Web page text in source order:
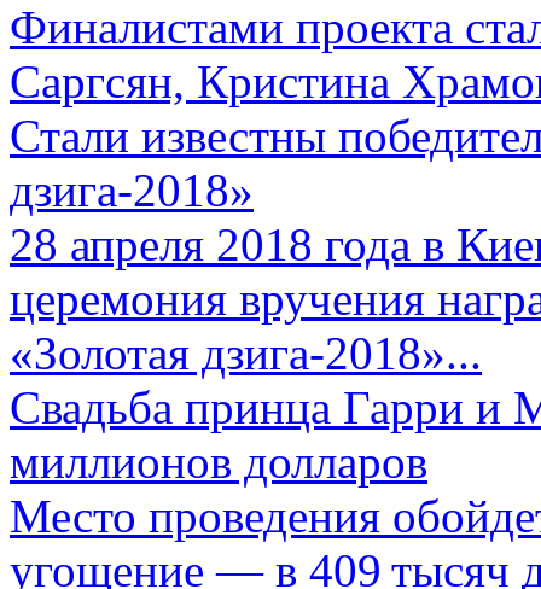
Финалистами проекта
Саргсян, Кристина
Стали известны
дзига-2018»
28 апреля 2018 года в
церемония вручения
«Золотая дзига-2018»...
Свадьба принца Гарри и
миллионов долларов
Место проведения
угощение — в 409 тысяч